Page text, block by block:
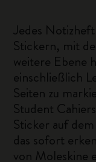
Jedes
Stickern, mit
weitere Ebene
einschließlich
Seiten zu
Student
Sticker auf
das sofort
von Moleskine